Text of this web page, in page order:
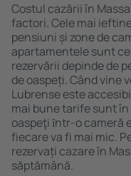
Costul cazării în
factori. Cele mai
pensiuni și zone de
apartamentele sunt
rezervării depinde de
de oaspeți. Când vine
Lubrense este
mai bune tarife sunt
oaspeţi ȋntr-o cameră
fiecare va fi mai mic.
rezervați cazare în
săptămână.